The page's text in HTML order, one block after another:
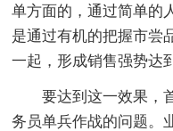
单方面的，通过简单的
是通过有机的把握市尝
一起，形成销售强势达
要达到这一效果，首
务员单兵作战的问题。